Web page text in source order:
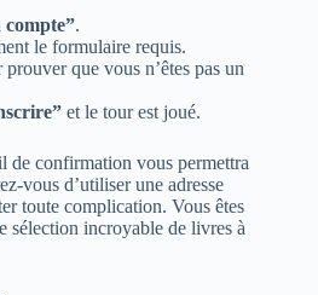
.
le formulaire requis.
que vous n’êtes pas un
et le tour est joué.
de confirmation vous permettra
vous d’utiliser une adresse
toute complication. Vous êtes
sélection incroyable de livres à